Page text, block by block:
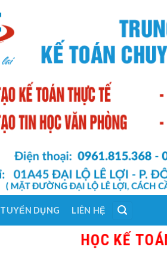
TUYỂN DỤNG LIÊN HỆ
HỌC KẾ TOÁN